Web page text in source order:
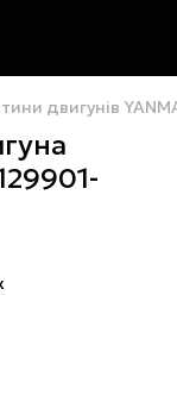
двигунів